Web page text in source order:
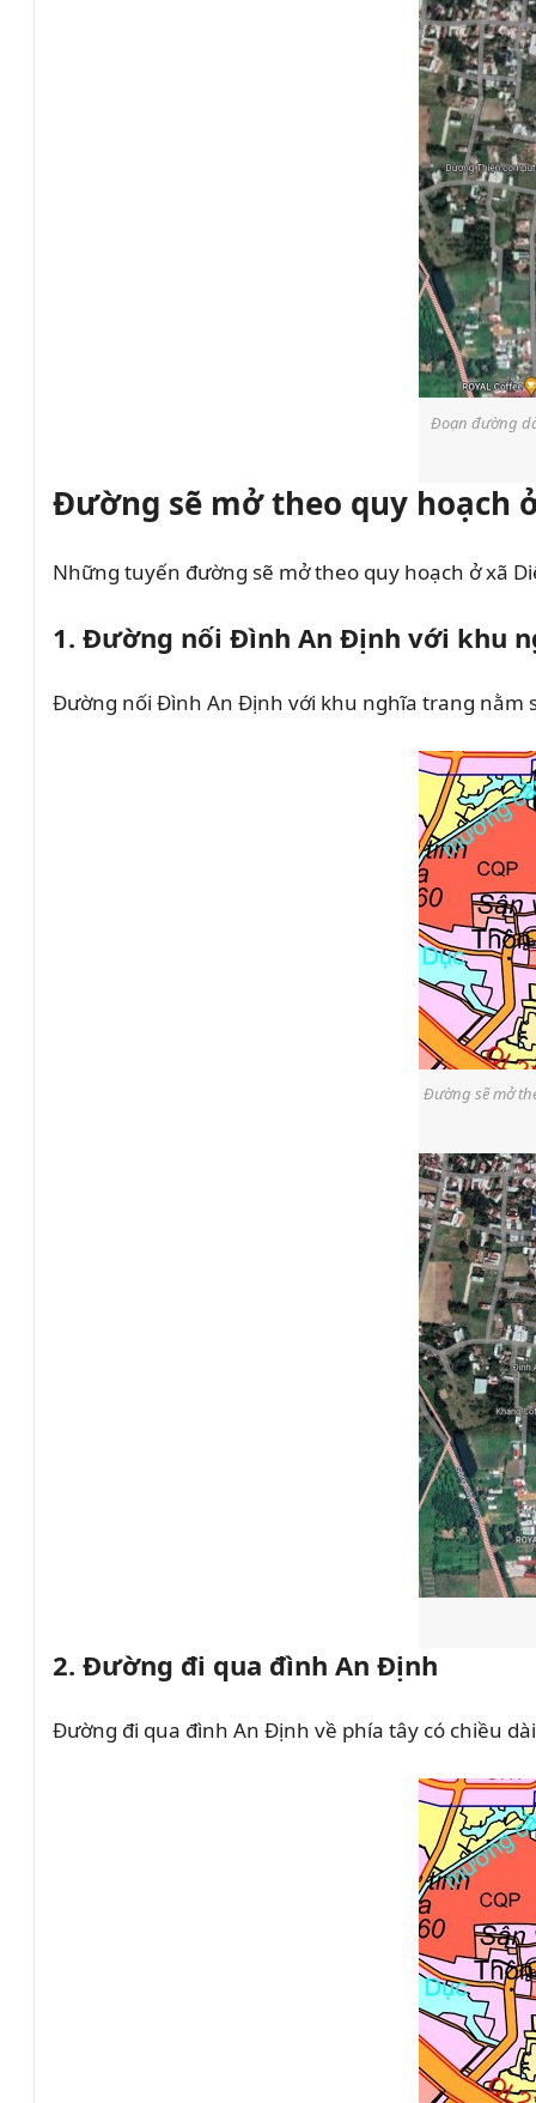
Đoạn đường
Đường sẽ mở theo quy hoạch
Những tuyến đường sẽ mở theo quy hoạch ở xã
1. Đường nối Đình An Định với khu
Đường nối Đình An Định với khu nghĩa trang nằm
Đường sẽ mở
2. Đường đi qua đình An Định
Đường đi qua đình An Định về phía tây có chiều